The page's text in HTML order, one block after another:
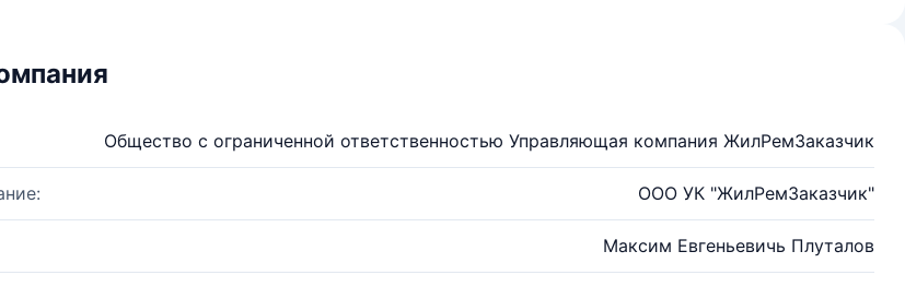
Общество с ограниченной ответственностью Управляющая компания ЖилРемЗаказчик
ООО УК "ЖилРемЗаказчик"
Максим Евгеньевичь Плуталов